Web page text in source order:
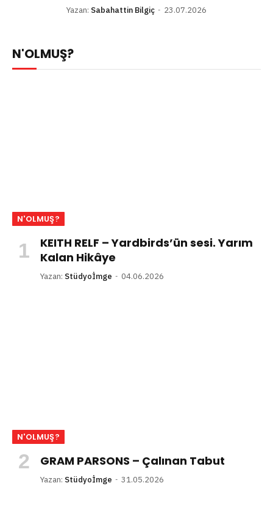
Yazan: Sabahattin Bilgiç 23.07.2026
N'OLMUŞ?
N'OLMUŞ?
KEITH RELF – Yardbirds’ün sesi. Yarım
Kalan Hikâye
Yazan: Stüdyoİmge 04.06.2026
N'OLMUŞ?
GRAM PARSONS – Çalınan Tabut
Yazan: Stüdyoİmge 31.05.2026